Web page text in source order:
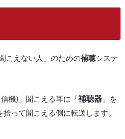
こえない人」のための補聴システ
機)」聞こえる耳に「補聴器」を
って聞こえる側に転送します。